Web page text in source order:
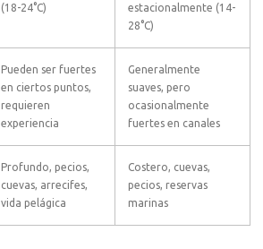
(18-24°C)
estacionalmente (14-
28°C)
Pueden ser fuertes
en ciertos puntos,
requieren
experiencia
Generalmente
suaves, pero
ocasionalmente
fuertes en canales
Profundo, pecios,
cuevas, arrecifes,
vida pelágica
Costero, cuevas,
pecios, reservas
marinas